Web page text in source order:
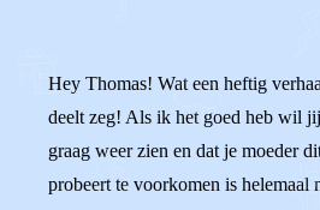
Hey Thomas! Wat een heftig
deelt zeg! Als ik het goed heb wil
graag weer zien en dat je moeder
probeert te voorkomen is helemaal